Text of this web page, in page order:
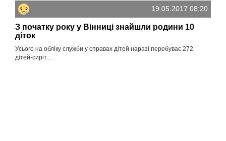
19.05.2017 08:20
З початку року у Вінниці знайшли родини 10
діток
Усього на обліку служби у справах дітей наразі перебуває 272
дітей-сиріт…